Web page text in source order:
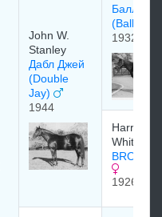
John W.
Stanley
Дабл Джей
(Double
Jay)
1944
Балладье
1932
Harry
Whitney
1926